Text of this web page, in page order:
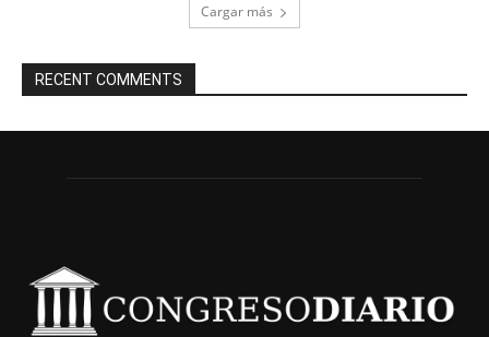
Cargar más
RECENT COMMENTS